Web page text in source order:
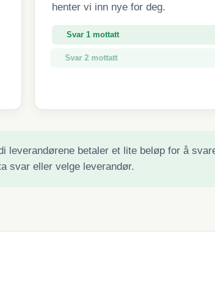
henter vi inn nye for deg.
Svar 1 mottatt
Svar 2 mottatt
leverandørene betaler et lite beløp for å
svar eller velge leverandør.